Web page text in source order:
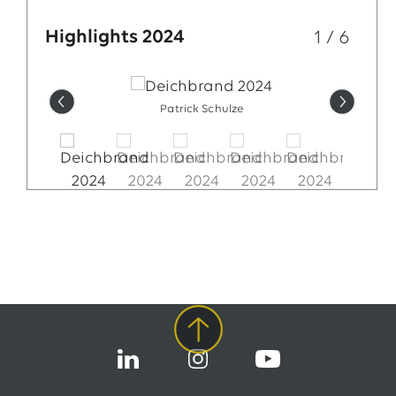
Highlights 2024 1 / 6
Patrick Schulze